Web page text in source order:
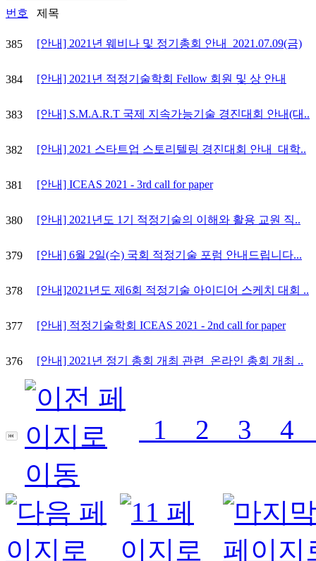
번호 제목
385 [안내] 2021년 웨비나 및 정기총회 안내_2021.07.09(금)
384 [안내] 2021년 적정기술학회 Fellow 회원 및 상 안내
383 [안내] S.M.A.R.T 국제 지속가능기술 경진대회 안내(대..
382 [안내] 2021 스타트업 스토리텔링 경진대회 안내_대학..
381 [안내] ICEAS 2021 - 3rd call for paper
380 [안내] 2021년도 1기 적정기술의 이해와 활용 교원 직..
379 [안내] 6월 2일(수) 국회 적정기술 포럼 안내드립니다...
378 [안내]2021년도 제6회 적정기술 아이디어 스케치 대회 ..
377 [안내] 적정기술학회 ICEAS 2021 - 2nd call for paper
376 [안내] 2021년 정기 총회 개최 관련_온라인 총회 개최 ..
1 2 3 4